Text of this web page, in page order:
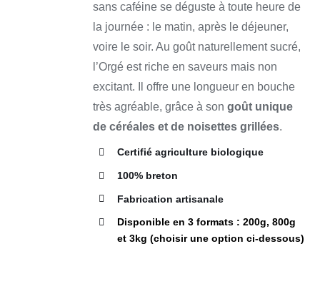
PEUVENT
60,00 €
sans caféine se déguste à toute heure de
la journée : le matin, après le déjeuner,
voire le soir. Au goût naturellement sucré,
l’Orgé est riche en saveurs mais non
excitant. Il offre une longueur en bouche
très agréable, grâce à songoût unique
de céréales et de noisettes grillées.
Certifié agriculture biologique
100% breton
Fabrication artisanale
Disponible en 3 formats : 200g, 800g
et 3kg (choisir une option ci-dessous)